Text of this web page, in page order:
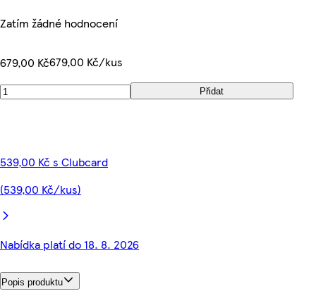
Zatím žádné hodnocení
679,00 Kč679,00 Kč/kus
Přidat
539,00 Kč s Clubcard
(539,00 Kč/kus)
Nabídka platí do 18. 8. 2026
Popis produktu